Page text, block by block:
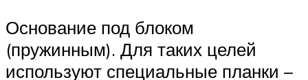
Основание под блоком
(пружинным). Для таких целей
используют специальные планки –